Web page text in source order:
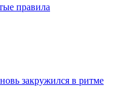
правила
закружился в ритме